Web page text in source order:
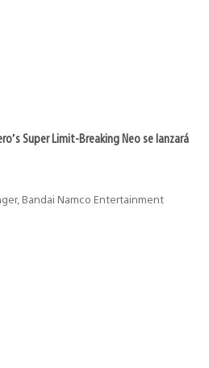
Super Limit-Breaking Neo se lanzará
Bandai Namco Entertainment